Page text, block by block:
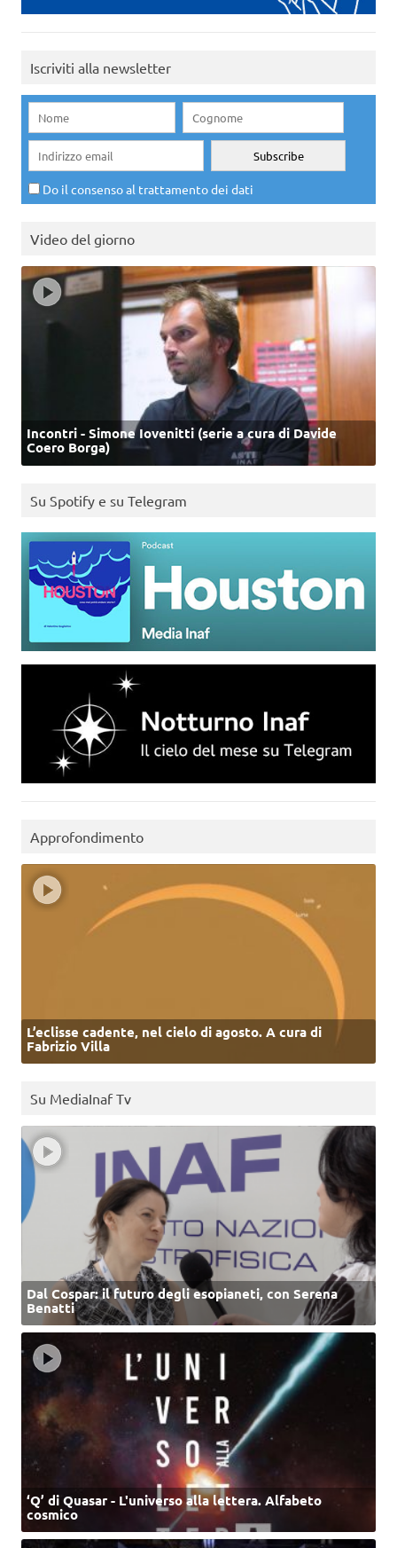
Iscriviti alla newsletter
Do il consenso al trattamento dei dati
Video del giorno
Incontri - Simone Iovenitti (serie a cura di Davide
Coero Borga)
Su Spotify e su Telegram
Approfondimento
L’eclisse cadente, nel cielo di agosto. A cura di
Fabrizio Villa
Su MediaInaf Tv
Dal Cospar: il futuro degli esopianeti, con Serena
Benatti
‘Q’ di Quasar - L'universo alla lettera. Alfabeto
cosmico